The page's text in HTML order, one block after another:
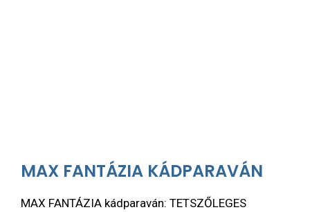
MAX FANTÁZIA KÁDPARAVÁN
MAX FANTÁZIA kádparaván: TETSZŐLEGES